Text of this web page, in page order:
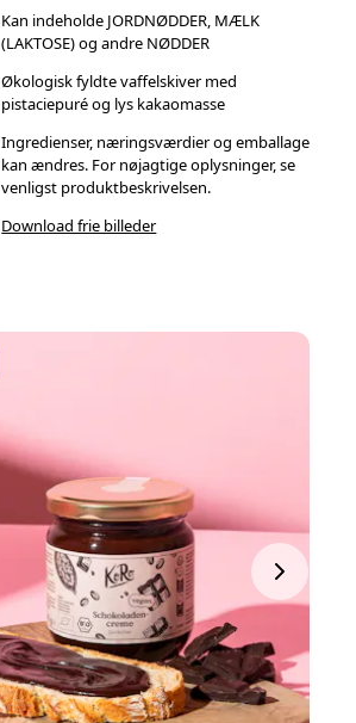
Kan indeholde JORDNØDDER, MÆLK
(LAKTOSE) og andre NØDDER
Økologisk fyldte vaffelskiver med
pistaciepuré og lys kakaomasse
Ingredienser, næringsværdier og emballage
kan ændres. For nøjagtige oplysninger, se
venligst produktbeskrivelsen.
Download frie billeder